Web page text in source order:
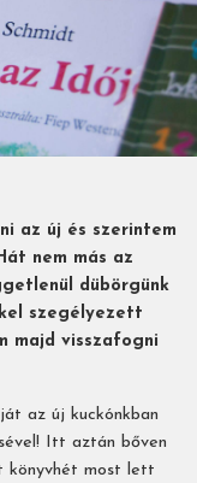
az új és szerintem
nem más az
dübörgünk
szegélyezett
majd visszafogni
az új kuckónkban
Itt aztán bőven
könyvhét most lett